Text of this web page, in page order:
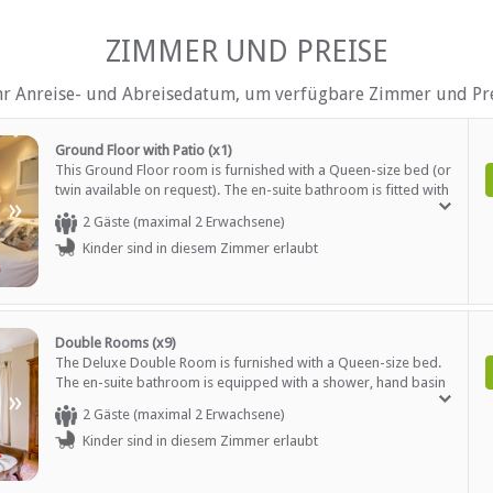
Tee- und Kaffeekocher
Telefon (Durchwahl)
Fernsehen (mit M-Net)
Fernsehen (mit Satellit)
DEM GELÄNDE
Rauchen: in abgegrenzten
Schwimmbad
ZIMMER UND PREISE
Anreise- und Abreisedatum, um verfügbare Zimmer und
»
Ground Floor with Patio (x1)
This Ground Floor room is furnished with a Queen-size bed (or
twin available on request). The en-suite bathroom is fitted with
a shower, hand basin and WC. Facilities include Television with
5 channels, Wi-Fi, a work desk and chair, tea and coffee making
facilities and a mini bar. Located next to reception and
2 Gäste (maximal 2 Erwachsene)
Kinder sind in diesem Zimmer erlaubt
»
Double Rooms (x9)
The Deluxe Double Room is furnished with a Queen-size bed.
The en-suite bathroom is equipped with a shower, hand basin
and WC. Facilities include Television, 5 channels, work desk and
chair, tea and coffee making facilities, mini bar.
2 Gäste (maximal 2 Erwachsene)
Kinder sind in diesem Zimmer erlaubt